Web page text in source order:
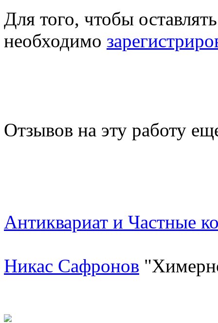
Для того, чтобы
необходимо
Отзывов на эту работу
Антиквариат и Частные
Никас Сафронов